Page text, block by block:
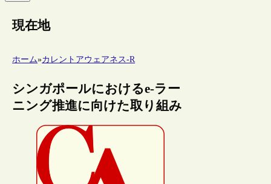
現在地
ホーム»カレントアウェアネス-R
シンガポールにおけるe-ラー
ニング推進に向けた取り組み